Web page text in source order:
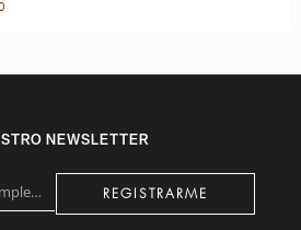
NEWSLETTER
johnsmith@example.com REGISTRARME